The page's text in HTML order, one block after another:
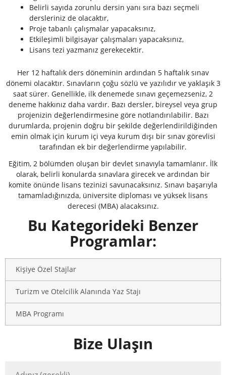
Belirli sayıda zorunlu dersin yanı sıra bazı seçmeli
dersleriniz de olacaktır,
Proje tabanlı çalışmalar yapacaksınız,
Etkileşimli bilgisayar çalışmaları yapacaksınız,
Lisans tezi yazmanız gerekecektir.
Her 12 haftalık ders döneminin ardından 5 haftalık sınav
dönemi olacaktır. Sınavların çoğu sözlü ve yazılıdır ve yaklaşık 3
saat sürer. Genellikle, ilk denemede sınavı geçemezseniz, 2
deneme hakkınız daha vardır. Bazı dersler, bireysel veya grup
projenizin değerlendirmesine göre notlandırılabilir. Bazı
durumlarda, projenin doğru bir şekilde değerlendirildiğinden
emin olmak için kurum içi veya kurum dışı bir sınav görevlisi
tarafından ek bir değerlendirme yapılabilir.
Eğitim, 2 bölümden oluşan bir devlet sınavıyla tamamlanır. İlk
olarak, belirli konularda sınavlara girecek ve ardından bir
komite önünde lisans tezinizi savunacaksınız. Sınavı başarıyla
tamamladığınızda, üniversite diploması ve yüksek lisans
derecesi (MBA) alacaksınız.
Bu Kategorideki Benzer
Programlar:
Kişiye Özel Stajlar
Turizm ve Otelcilik Alanında Yaz Stajı
MBA Programı
Bize Ulaşın